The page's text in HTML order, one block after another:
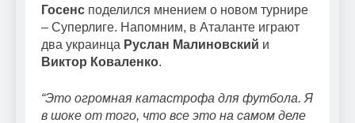
Госенс поделился мнением о новом турнире
– Суперлиге. Напомним, в Аталанте играют
два украинца Руслан Малиновский и
Виктор Коваленко.
“Это огромная катастрофа для футбола. Я
в шоке от того, что все это на самом деле